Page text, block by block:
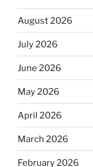
August 2026
July 2026
June 2026
May 2026
April 2026
March 2026
February 2026